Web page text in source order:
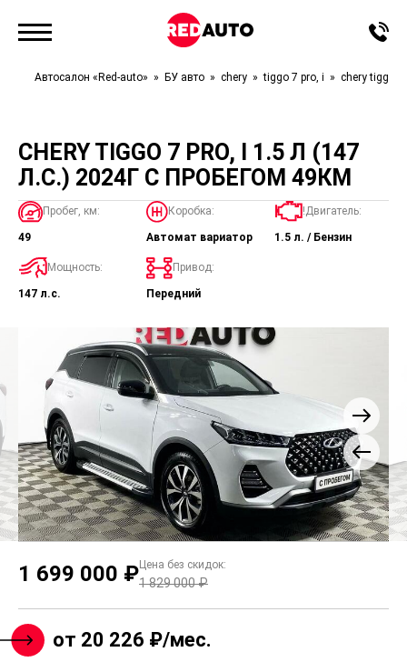
Автосалон «Red-auto» БУ авто chery tiggo 7 pro, i chery tiggo 7
CHERY TIGGO 7 PRO, I 1.5 Л (147
Л.С.) 2024Г С ПРОБЕГОМ 49КМ
Пробег, км:
49
Коробка:
Автомат вариатор
!Двигатель:
1.5 л. / Бензин
Мощность:
147 л.с.
Привод:
Передний
1 699 000 ₽Цена без скидок:
1 829 000 ₽
от 20 226 ₽/мес.